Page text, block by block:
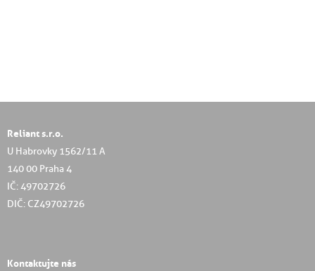
Reliant s.r.o.
U Habrovky 1562/11 A
140 00 Praha 4
IČ: 49702726
DIČ: CZ49702726
Kontaktujte nás